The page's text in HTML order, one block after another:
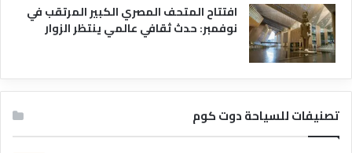
افتتاح المتحف المصري الكبير المرتقب في
نوفمبر: حدث ثقافي عالمي ينتظر الزوار
تصنيفات للسياحة دوت كوم